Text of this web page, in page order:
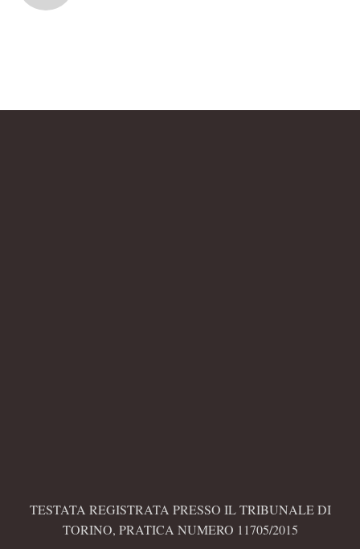
TESTATA REGISTRATA PRESSO IL TRIBUNALE DI
TORINO, PRATICA NUMERO 11705/2015